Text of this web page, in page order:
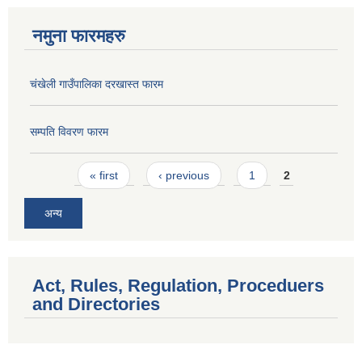
नमुना फारमहरु
चंखेली गाउँपालिका दरखास्त फारम
सम्पति विवरण फारम
Pages« first ‹ previous 1 2
अन्य
Act, Rules, Regulation, Proceduers
and Directories